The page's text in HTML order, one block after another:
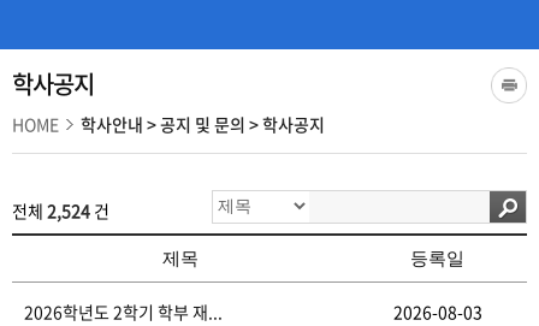
학사공지
HOME 학사안내 >공지 및 문의 >학사공지
전체 2,524 건
제목 등록일
2026학년도 2학기 학부 재... 2026-08-03